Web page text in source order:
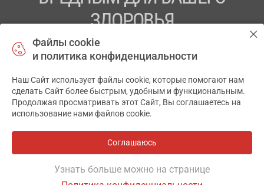
ЗДОРОВЬЯ
ПЕРЕД ПРИМЕНЕНИЕМ ПРЕПАРАТА
ПРОКОНСУЛЬТИРУЙТЕСЬ С ВРАЧОМ
ТОВ «АПТЕКА 911.ЮА» Код ЄДРПОУ 43631965.
Отказ от ответственности
АПТЕКА911.ЮА
Файлы cookie
и политика конфиденциальности
Наш Сайт использует файлы cookie, которые помогают нам
сделать Сайт более быстрым, удобным и функциональным.
Продолжая просматривать этот Сайт, Вы соглашаетесь на
использование нами файлов cookie.
Соглашаюсь
Узнать больше можно на странице
✕